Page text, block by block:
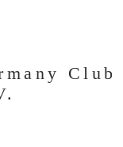
Club